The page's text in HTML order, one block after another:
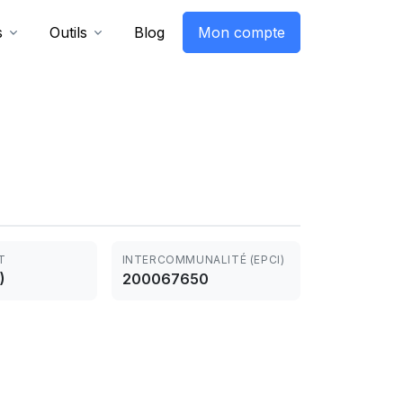
Outils Blog Mon compte
INTERCOMMUNALITÉ (EPCI)
200067650